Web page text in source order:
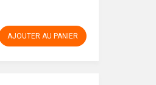
AJOUTER AU PANIER